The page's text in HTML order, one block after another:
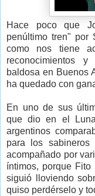
Hace poco que
penúltimo tren" por
como nos tiene
reconocimientos
baldosa en Buenos
ha quedado con
En uno de sus
que dio en el
argentinos
para los sabineros
acompañado por
íntimos, porque
siguió lloviendo
quiso perdérselo y